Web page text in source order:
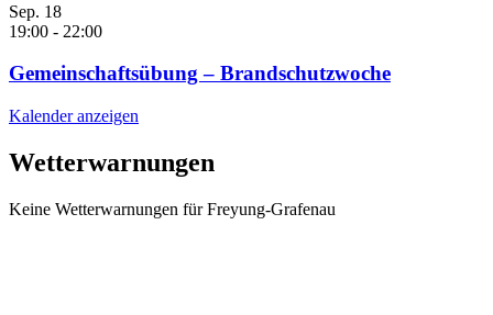
Sep. 18
19:00 - 22:00
Gemeinschaftsübung – Brandschutzwoche
Kalender anzeigen
Wetterwarnungen
Keine Wetterwarnungen für Freyung-Grafenau